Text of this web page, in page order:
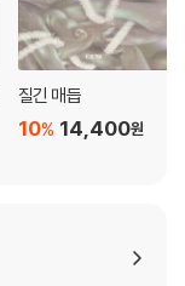
질긴 매듭
14,400원
10%